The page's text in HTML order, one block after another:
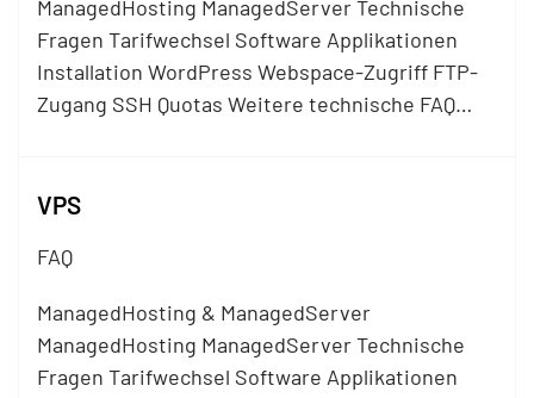
ManagedHosting ManagedServer Technische
Fragen Tarifwechsel Software Applikationen
Installation WordPress Webspace-Zugriff FTP-
Zugang SSH Quotas Weitere technische FAQ…
VPS
FAQ
ManagedHosting & ManagedServer
ManagedHosting ManagedServer Technische
Fragen Tarifwechsel Software Applikationen